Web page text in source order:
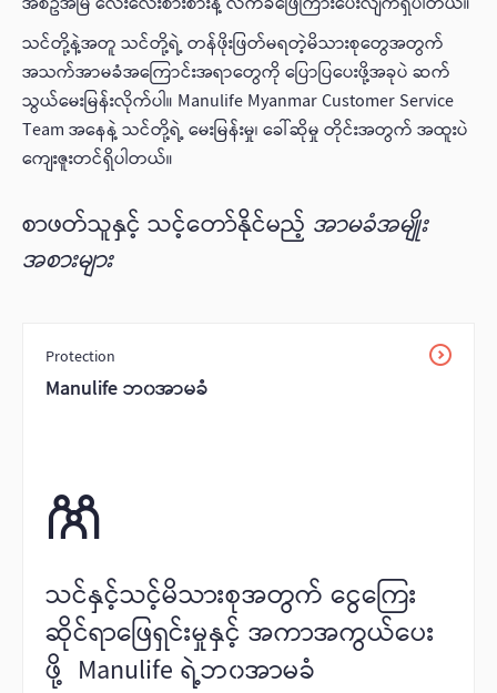
သင်တို့နဲ့အတူ သင်တို့ရဲ့ တန်ဖိုးဖြတ်မရတဲ့မိသားစုတွေအတွက်
အသက်အာမခံအကြောင်းအရာတွေကို ပြောပြပေးဖို့အခုပဲ ဆက်
သွယ်မေးမြန်းလိုက်ပါ။ Manulife Myanmar Customer Service
Team အနေနဲ့ သင်တို့ရဲ့ မေးမြန်းမှု၊ ခေါ်ဆိုမှု တိုင်းအ‌တွက် အထူးပဲ
ကျေးဇူးတင်ရှိပါတယ်။
စာဖတ်သူနှင့် သင့်တော်နိုင်မည့် အာမခံအမျိုး
အစားများ
Protection
Manulife ဘ၀အာမခံ
သင်နှင့်သင့်မိသားစုအတွက် ငွေကြေး
ဆိုင်ရာဖြေရှင်းမှုနှင့် အကာအကွယ်ပေး
ဖို့ Manulife ရဲ့ဘ၀အာမခံ